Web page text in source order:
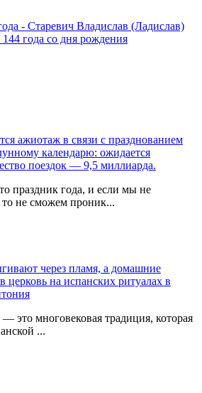
- Старевич Владислав (Ладислав)
года со дня рождения
ажиотаж в связи с празднованием
календарю: ожидается
поездок — 9,5 миллиарда.
праздник года, и если мы не
не сможем проник...
через пламя, а домашние
церковь на испанских ритуалах в
это многовековая традиция, которая
...